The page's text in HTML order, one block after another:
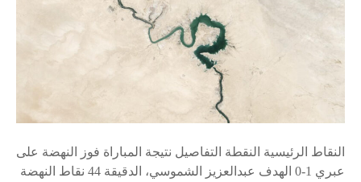
النقاط الرئيسية النقطة التفاصيل نتيجة المباراة فوز النهضة على
عبري 1-0 الهدف عبدالعزيز الشموسي، الدقيقة 44 نقاط النهضة